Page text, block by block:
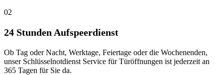
02
24 Stunden Aufspeerdienst
Ob Tag oder Nacht, Werktage, Feiertage oder die Wochenenden,
unser Schlüsselnotdienst Service für Türöffnungen ist jederzeit an
365 Tagen für Sie da.